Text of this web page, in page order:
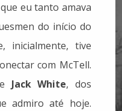
eu tanto amava
do início do
inicialmente, tive
com McTell.
Jack White, dos
admiro até hoje.